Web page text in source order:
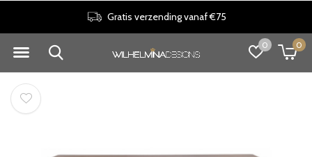
0 0
Gratis verzending vanaf €75